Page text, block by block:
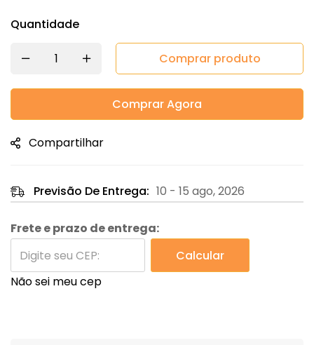
Quantidade
Comprar produto
Comprar Agora
Compartilhar
Previsão De Entrega: 10 - 15 ago, 2026
Frete e prazo de entrega:
Calcular
Não sei meu cep